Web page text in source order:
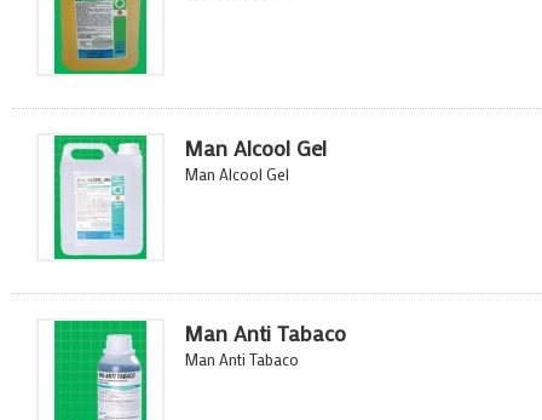
Man Alcool Gel
Man Alcool Gel
Man Anti Tabaco
Man Anti Tabaco